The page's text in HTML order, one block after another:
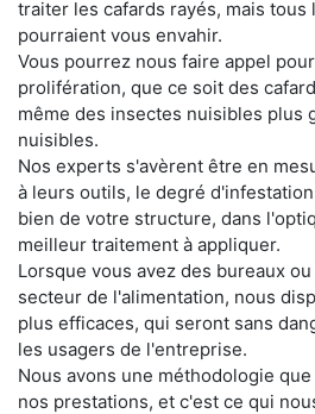
traiter les cafards rayés, mais
pourraient vous envahir.
Vous pourrez nous faire appel
prolifération, que ce soit des
même des insectes nuisibles plus
nuisibles.
Nos experts s'avèrent être en
à leurs outils, le degré
bien de votre structure, dans
meilleur traitement à appliquer.
Lorsque vous avez des bureaux
secteur de l'alimentation, nous
plus efficaces, qui seront sans
les usagers de l'entreprise.
Nous avons une méthodologie
nos prestations, et c'est ce qui